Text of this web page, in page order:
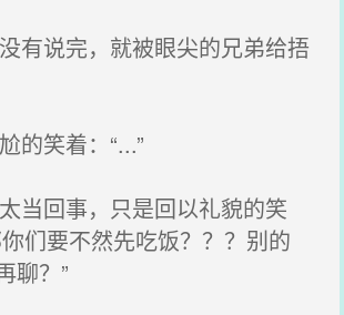
有说完，就被眼尖的兄弟给捂
的笑着：“...”
当回事，只是回以礼貌的笑
们要不然先吃饭？？？别的
聊？”